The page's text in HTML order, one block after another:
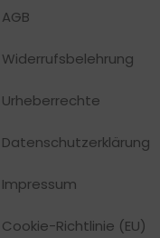
AGB
Widerrufsbelehrung
Urheberrechte​
Datenschutzerklärung
Impressum
Cookie-Richtlinie (EU)